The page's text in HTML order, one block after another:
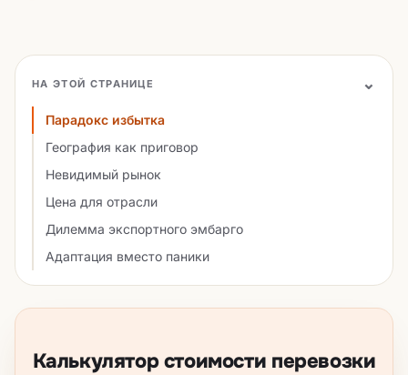
Калькулятор стоимости перевозки
НА ЭТОЙ СТРАНИЦЕ
Парадокс избытка
География как приговор
Невидимый рынок
Цена для отрасли
Дилемма экспортного эмбарго
Адаптация вместо паники